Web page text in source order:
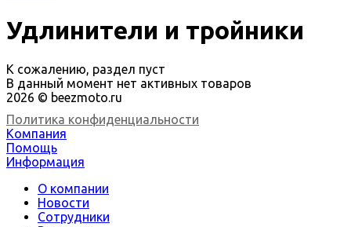
Удлинители и тройники
К сожалению, раздел пуст
В данный момент нет активных товаров
2026 © beezmoto.ru
Политика конфиденциальности
Компания
Помощь
Информация
О компании
Новости
Сотрудники